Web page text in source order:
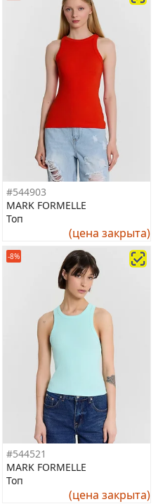
#544903
MARK FORMELLE
Топ
(цена закрыта)
-8%
#544521
MARK FORMELLE
Топ
(цена закрыта)